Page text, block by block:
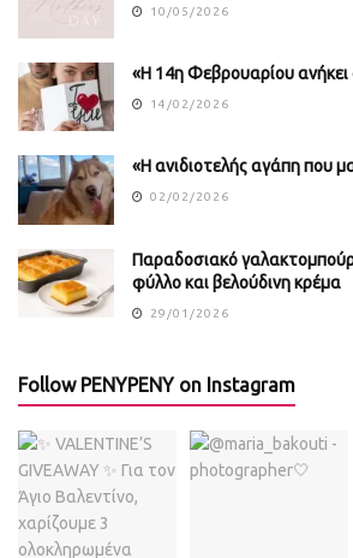
10/05/2026
«Η 14η Φεβρουαρίου ανήκει
14/02/2026
«Η ανιδιοτελής αγάπη που
02/02/2026
Παραδοσιακό
φύλλο και βελούδινη κρέμα
29/01/2026
Follow PENYPENY on Instagram